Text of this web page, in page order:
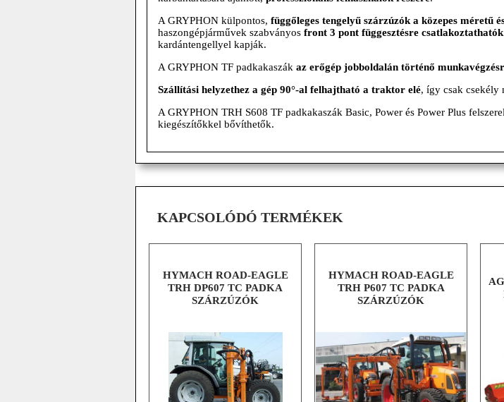
A GRYPHON külpontos, függőleges tengelyű szárzúzók a közepes méretű
haszongépjárművek szabványos front 3 pont függesztésre csatlakoztathatók
kardántengellyel kapják.
A GRYPHON TF padkakaszák az erőgép jobboldalán történő
Szállítási helyzethez a gép 90°-al felhajtható a traktor elé, így csak csekély
A GRYPHON TRH S608 TF padkakaszák Basic, Power és Power Plus
kiegészítőkkel bővíthetők.
KAPCSOLÓDÓ TERMÉKEK
HYMACH ROAD-EAGLE
TRH DP607 TC PADKA
SZÁRZÚZÓK
HYMACH ROAD-EAGLE
TRH P607 TC PADKA
SZÁRZÚZÓK